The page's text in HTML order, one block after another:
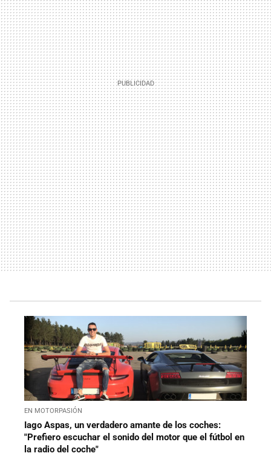
EN MOTORPASIÓN
Iago Aspas, un verdadero amante de los coches:
"Prefiero escuchar el sonido del motor que el fútbol en
la radio del coche"